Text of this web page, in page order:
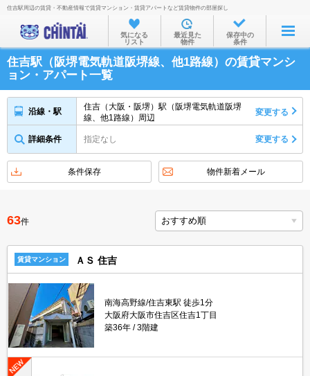
お部屋を探す
沿線・駅から
住所から
家賃相場から
通勤通学時間から
不動産会社から
住吉駅周辺の賃貸・不動産情報で賃貸マンション・賃貸アパートなど賃貸物件の部屋探し
気になる
リスト
最近見た
物件
保存中の
条件
住吉駅（阪堺電気軌道阪堺線、他1路線）の賃貸マンシ
ョン・アパート一覧
沿線・駅
住吉（大阪・阪堺）駅（阪堺電気軌道阪堺
線、他1路線）周辺
変更する
詳細条件 指定なし 変更する
条件保存 物件新着メール
63件
賃貸マンション ＡＳ 住吉
南海高野線/住吉東駅 徒歩1分
大阪府大阪市住吉区住吉1丁目
築36年
3階建